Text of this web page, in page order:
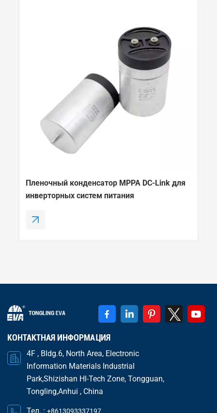
Пленочный конденсатор MPPA DC-Link для
инверторных систем питания
КОНТАКТНАЯ ИНФОРМАЦИЯ
4F , Bldg.6, North Area, Electronic
Information Materials Industrial
Park,Shizishan Hl-Tech Zone, Tongguan,
Tongling,Anhui , China
Тел. : +8613093337197